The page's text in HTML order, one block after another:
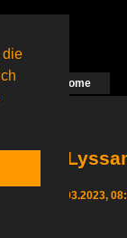
die
Home
Login 11.03.2023,